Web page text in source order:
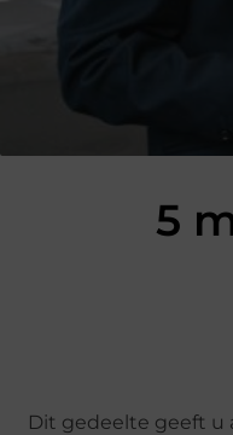
5
Dit gedeelte geeft u